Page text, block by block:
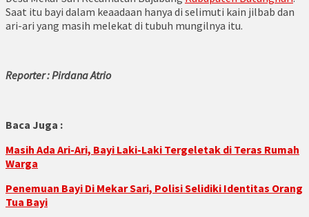
Saat itu bayi dalam keaadaan hanya di selimuti kain jilbab dan
ari-ari yang masih melekat di tubuh mungilnya itu.
Reporter : Pirdana Atrio
Baca Juga :
Masih Ada Ari-Ari, Bayi Laki-Laki Tergeletak di Teras Rumah
Warga
Penemuan Bayi Di Mekar Sari, Polisi Selidiki Identitas Orang
Tua Bayi